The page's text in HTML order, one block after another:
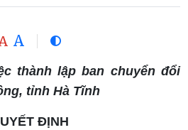
A
thành lập ban chuyển đổi
tỉnh Hà Tĩnh
ĐỊNH